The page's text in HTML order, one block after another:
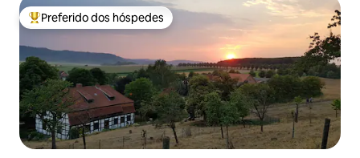
Entre os melhores preferidos dos hóspedes
Preferido dos hóspedes